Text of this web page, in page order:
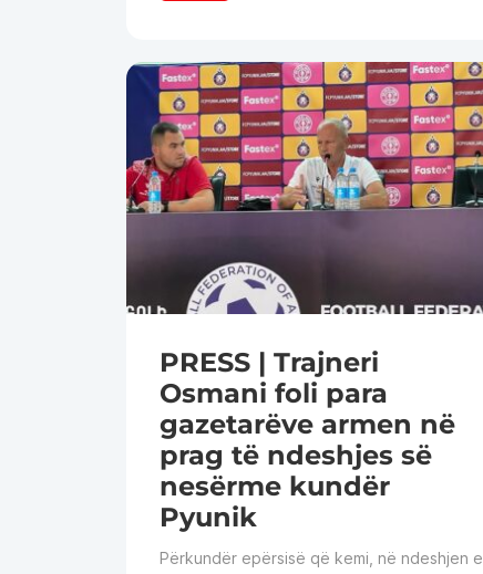
PRESS | Trajneri
Osmani foli para
gazetarëve armen në
prag të ndeshjes së
nesërme kundër
Pyunik
Përkundër epërsisë që kemi, në ndeshjen e